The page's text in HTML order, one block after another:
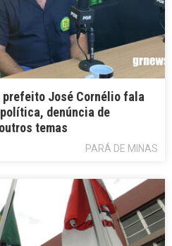
prefeito José Cornélio fala
denúncia de
temas
PARÁ DE MINAS